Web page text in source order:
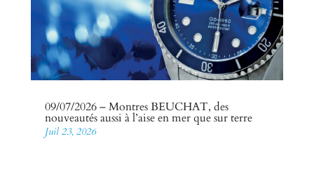
09/07/2026 – Montres BEUCHAT, des
nouveautés aussi à l’aise en mer que sur terre
Juil 23, 2026